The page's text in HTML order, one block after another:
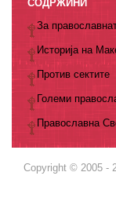
СОДРЖИНИ
За
Историја на
Против сектите
Големи
Православна
Copyright © 2005 -